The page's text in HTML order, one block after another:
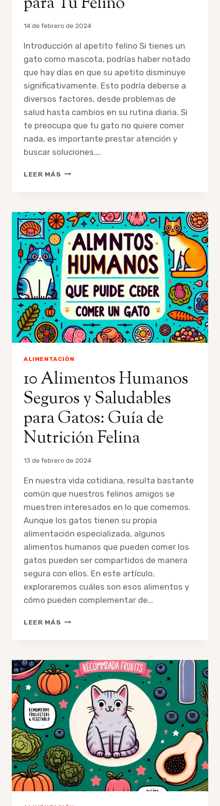
Por
14 de febrero de 2024
Introducción al apetito felino Si tienes un
gato como mascota, podrías haber notado
que hay días en que su apetito disminuye
significativamente. Esto podría deberse a
diversos factores, desde problemas de
salud hasta cambios en su rutina diaria. Si
te preocupa que tu gato no quiere comer
nada, es importante prestar atención y
buscar soluciones….
LEER MÁS ¿POR
NO
QUIERE
COMER?
–
CAUSAS
Y
SOLUCIONES
PARA
TU
FELINO
ALIMENTACIÓN
10 Alimentos Humanos
Seguros y Saludables
para Gatos: Guía de
Nutrición Felina
Por
13 de febrero de 2024
En nuestra vida cotidiana, resulta bastante
común que nuestros felinos amigos se
muestren interesados en lo que comemos.
Aunque los gatos tienen su propia
alimentación especializada, algunos
alimentos humanos que pueden comer los
gatos pueden ser compartidos de manera
segura con ellos. En este artículo,
exploraremos cuáles son esos alimentos y
cómo pueden complementar de…
LEER MÁS
Y
SALUDABLES
PARA
GATOS:
GUÍA
DE
NUTRICIÓN
FELINA